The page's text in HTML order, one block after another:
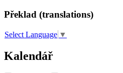
Překlad (translations)
Select Language ▼
Kalendář